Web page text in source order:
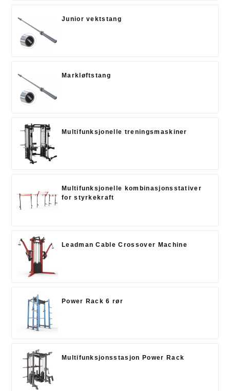
Junior vektstang
Markløftstang
Multifunksjonelle treningsmaskiner
Multifunksjonelle kombinasjonsstativer
for styrkekraft
Leadman Cable Crossover Machine
Power Rack 6 rør
Multifunksjonsstasjon Power Rack